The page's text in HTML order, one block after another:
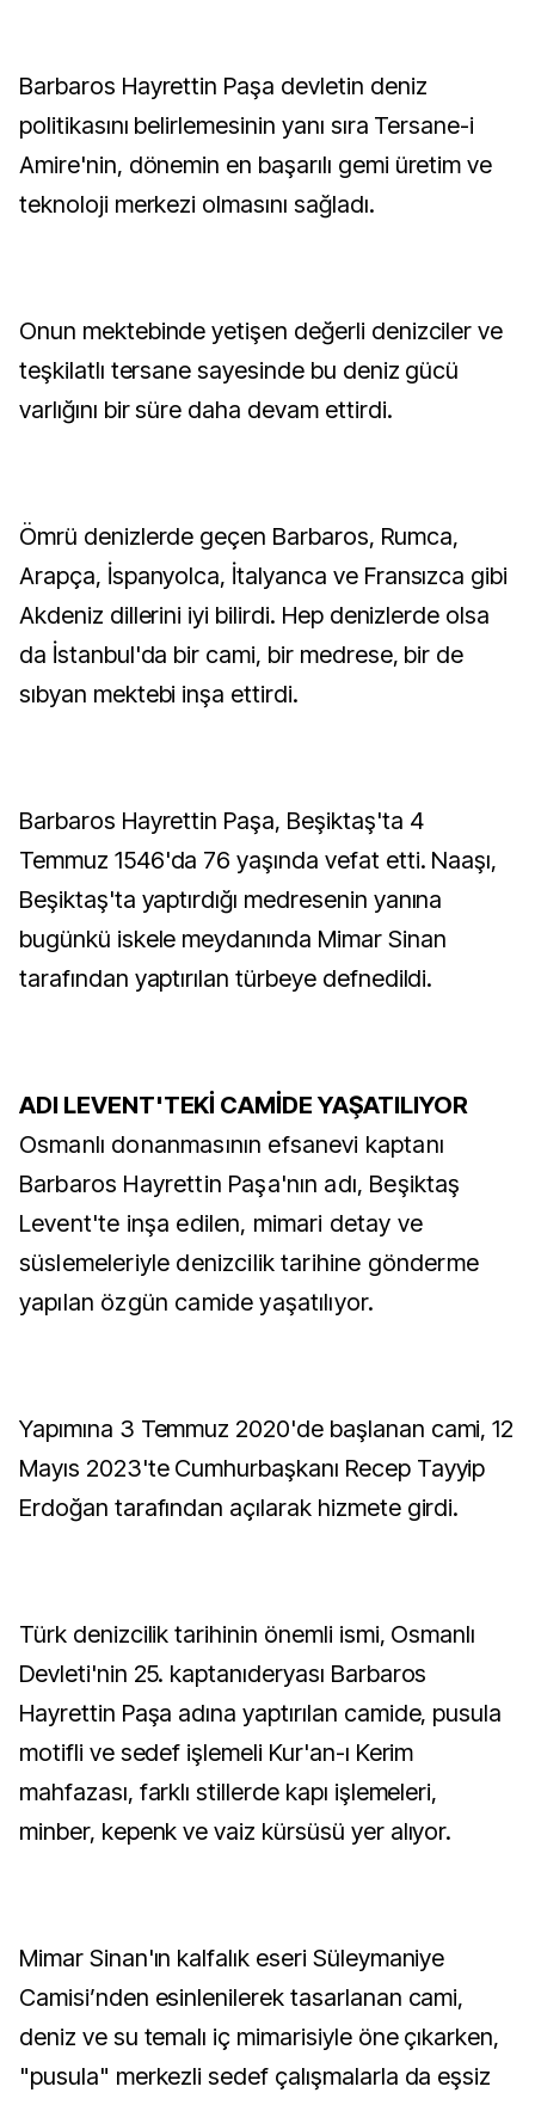
Barbaros Hayrettin Paşa devletin deniz
politikasını belirlemesinin yanı sıra Tersane-i
Amire'nin, dönemin en başarılı gemi üretim ve
teknoloji merkezi olmasını sağladı.
Onun mektebinde yetişen değerli denizciler ve
teşkilatlı tersane sayesinde bu deniz gücü
varlığını bir süre daha devam ettirdi.
Ömrü denizlerde geçen Barbaros, Rumca,
Arapça, İspanyolca, İtalyanca ve Fransızca gibi
Akdeniz dillerini iyi bilirdi. Hep denizlerde olsa
da İstanbul'da bir cami, bir medrese, bir de
sıbyan mektebi inşa ettirdi.
Barbaros Hayrettin Paşa, Beşiktaş'ta 4
Temmuz 1546'da 76 yaşında vefat etti. Naaşı,
Beşiktaş'ta yaptırdığı medresenin yanına
bugünkü iskele meydanında Mimar Sinan
tarafından yaptırılan türbeye defnedildi.
ADI LEVENT'TEKİ CAMİDE YAŞATILIYOR
Osmanlı donanmasının efsanevi kaptanı
Barbaros Hayrettin Paşa'nın adı, Beşiktaş
Levent'te inşa edilen, mimari detay ve
süslemeleriyle denizcilik tarihine gönderme
yapılan özgün camide yaşatılıyor.
Yapımına 3 Temmuz 2020'de başlanan cami, 12
Mayıs 2023'te Cumhurbaşkanı Recep Tayyip
Erdoğan tarafından açılarak hizmete girdi.
Türk denizcilik tarihinin önemli ismi, Osmanlı
Devleti'nin 25. kaptanıderyası Barbaros
Hayrettin Paşa adına yaptırılan camide, pusula
motifli ve sedef işlemeli Kur'an-ı Kerim
mahfazası, farklı stillerde kapı işlemeleri,
minber, kepenk ve vaiz kürsüsü yer alıyor.
Mimar Sinan'ın kalfalık eseri Süleymaniye
Camisi’nden esinlenilerek tasarlanan cami,
deniz ve su temalı iç mimarisiyle öne çıkarken,
"pusula" merkezli sedef çalışmalarla da eşsiz